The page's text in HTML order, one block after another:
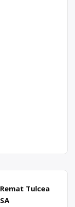
Remat Tulcea
SA